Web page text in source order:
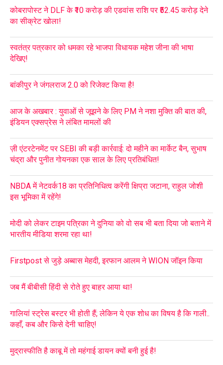
कोबरापोस्ट ने DLF के ₹10 करोड़ की एडवांस राशि पर ₹52.45 करोड़ देने
का सीक्रेट खोला!
स्वतंत्र पत्रकार को धमका रहे भाजपा विधायक महेश जीना की भाषा
देखिए!
बांकीपुर ने जंगलराज 2.0 को रिजेक्ट किया है!
आज के अखबार : युवाओं से जूझने के लिए PM ने नशा मुक्ति की बात की,
इंडियन एक्सप्रेस ने लंबित मामलों की
ज़ी एंटरटेनमेंट पर SEBI की बड़ी कार्रवाई: दो महीने का मार्केट बैन, सुभाष
चंद्रा और पुनीत गोयनका एक साल के लिए प्रतिबंधित!
NBDA में नेटवर्क18 का प्रतिनिधित्व करेंगी क्षिप्रा जटाना, राहुल जोशी
इस भूमिका में रहेंगे!
मोदी को लेकर टाइम पत्रिका ने दुनिया को वो सब भी बता दिया जो बताने में
भारतीय मीडिया शरमा रहा था!
Firstpost से जुड़े अब्बास मेहदी, इरफान आलम ने WION जॉइन किया
जब मैं बीबीसी हिंदी से रोते हुए बाहर आया था!
गालियां स्ट्रेस बस्टर भी होती हैं; लेकिन ये एक शोध का विषय है कि गाली..
कहाँ, कब और किसे देनी चाहिए!
मुद्रास्फीति है काबू में तो महंगाई डायन क्यों बनी हुई है!